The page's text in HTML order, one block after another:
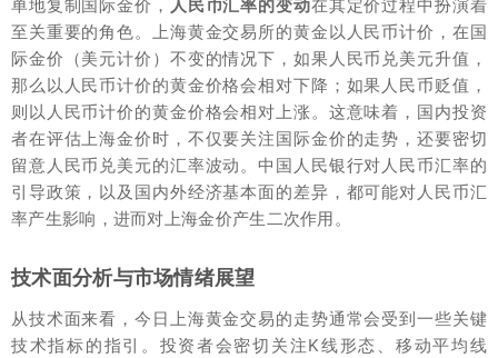
单地复制国际金价， 人民币汇率的变动在其定价过程中扮演着
至关重要的角色。上海黄金交易所的黄金以人民币计价，在国
际金价（美元计价）不变的情况下，如果人民币兑美元升值，
那么以人民币计价的黄金价格会相对下降；如果人民币贬值，
则以人民币计价的黄金价格会相对上涨。这意味着，国内投资
者在评估上海金价时，不仅要关注国际金价的走势，还要密切
留意人民币兑美元的汇率波动。中国人民银行对人民币汇率的
引导政策，以及国内外经济基本面的差异，都可能对人民币汇
率产生影响，进而对上海金价产生二次作用。
技术面分析与市场情绪展望
从技术面来看，今日上海黄金交易的走势通常会受到一些关键
技术指标的指引。投资者会密切关注K线形态、移动平均线